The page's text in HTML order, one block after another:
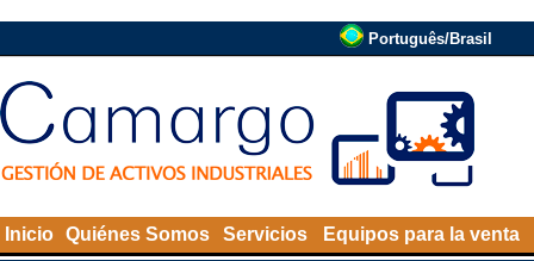
Português/Brasil
Inicio Quiénes Somos Servicios Equipos para la venta